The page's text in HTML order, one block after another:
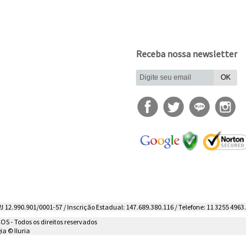
Receba nossa newsletter
0001-57 / Inscrição Estadual: 147.689.380.116 / Telefone: 11 3255 4963.
- Todos os direitos reservados
© Iluria